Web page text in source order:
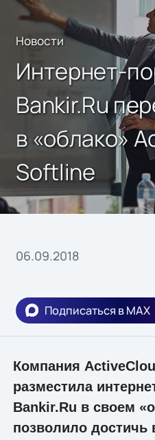
Новости
Интернет-
Bankir.Ru
в «облако»
Softline
06.09.2018
Подписаться в MAX
Компания
разместила
Bankir.Ru в своем
позволило достичь